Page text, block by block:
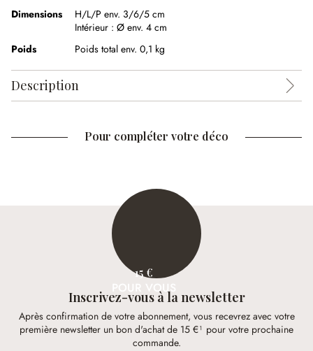
Dimensions
H/L/P env. 3/6/5 cm
Intérieur : Ø env. 4 cm
Poids
Poids total env. 0,1 kg
Description
Pour compléter votre déco
15 €
POUR VOUS
Inscrivez-vous à la newsletter
Après confirmation de votre abonnement, vous recevrez avec votre
première newsletter un bon d'achat de 15 €¹ pour votre prochaine
commande.